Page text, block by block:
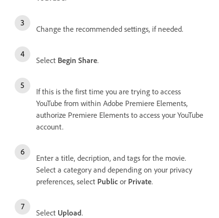
Change the recommended settings, if needed.
Select Begin Share.
If this is the first time you are trying to access
YouTube from within Adobe Premiere Elements,
authorize Premiere Elements to access your YouTube
account.
Enter a title, decription, and tags for the movie.
Select a category and depending on your privacy
preferences, select Public or Private.
Select Upload.